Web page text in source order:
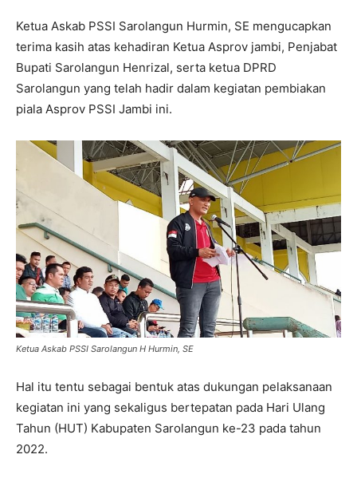
Ketua Askab PSSI Sarolangun Hurmin, SE mengucapkan
terima kasih atas kehadiran Ketua Asprov jambi, Penjabat
Bupati Sarolangun Henrizal, serta ketua DPRD
Sarolangun yang telah hadir dalam kegiatan pembiakan
piala Asprov PSSI Jambi ini.
Ketua Askab PSSI Sarolangun H Hurmin, SE
Hal itu tentu sebagai bentuk atas dukungan pelaksanaan
kegiatan ini yang sekaligus bertepatan pada Hari Ulang
Tahun (HUT) Kabupaten Sarolangun ke-23 pada tahun
2022.